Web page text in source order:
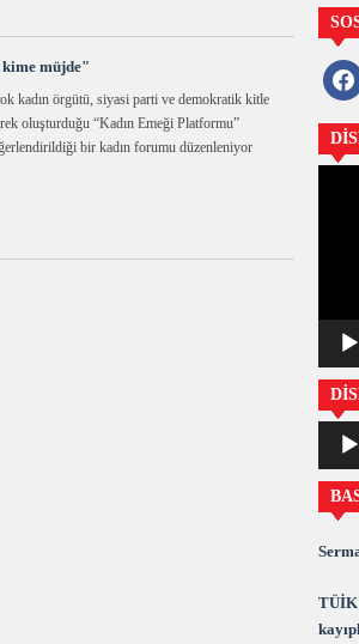
müjde"
kadın örgütü, siyasi parti ve demokratik kitle
oluşturduğu “Kadın Emeği Platformu”
bir kadın forumu düzenleniyor
oynatıcı
TÜİK